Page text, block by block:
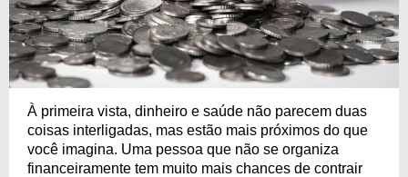
À primeira vista, dinheiro e saúde não parecem duas
coisas interligadas, mas estão mais próximos do que
você imagina. Uma pessoa que não se organiza
financeiramente tem muito mais chances de contrair